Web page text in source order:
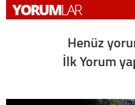
Henüz
İlk Yorum